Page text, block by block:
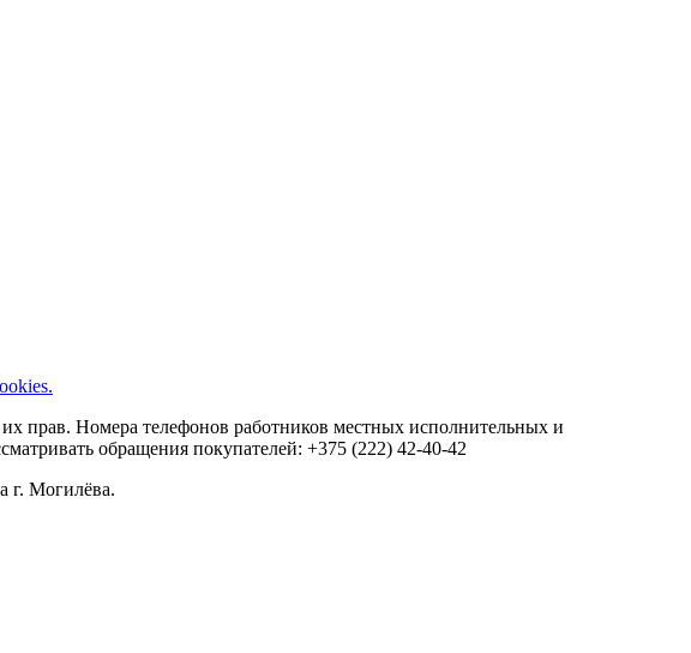
прав. Номера телефонов работников местных исполнительных и
обращения покупателей: +375 (222) 42-40-42
г. Могилёва.